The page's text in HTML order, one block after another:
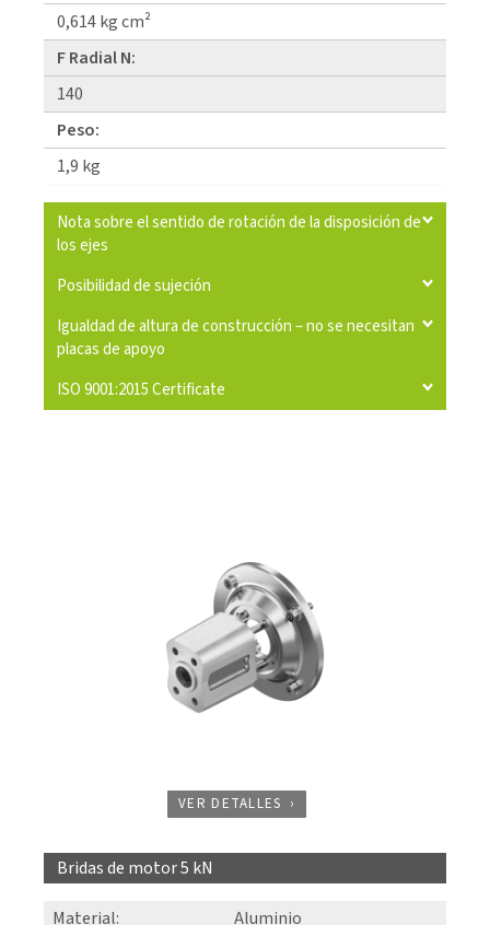
0,614 kg cm²
F Radial N:
140
Peso:
1,9 kg
Nota sobre el sentido de rotación de la disposición de
los ejes
Posibilidad de sujeción
Igualdad de altura de construcción – no se necesitan
placas de apoyo
ISO 9001:2015 Certificate
VER DETALLES
Bridas de motor 5 kN
Material: Aluminio